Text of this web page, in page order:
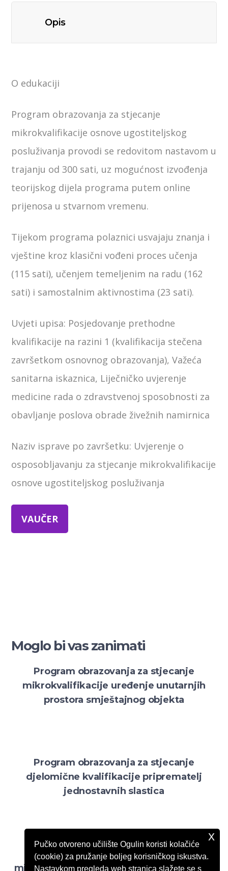
Opis
O edukaciji
Program obrazovanja za stjecanje
mikrokvalifikacije osnove ugostiteljskog
posluživanja provodi se redovitom nastavom u
trajanju od 300 sati, uz mogućnost izvođenja
teorijskog dijela programa putem online
prijenosa u stvarnom vremenu.
Tijekom programa polaznici usvajaju znanja i
vještine kroz klasični vođeni proces učenja
(115 sati), učenjem temeljenim na radu (162
sati) i samostalnim aktivnostima (23 sati).
Uvjeti upisa: Posjedovanje prethodne
kvalifikacije na razini 1 (kvalifikacija stečena
završetkom osnovnog obrazovanja), Važeća
sanitarna iskaznica, Liječničko uvjerenje
medicine rada o zdravstvenoj sposobnosti za
obavljanje poslova obrade živežnih namirnica
Naziv isprave po završetku: Uvjerenje o
osposobljavanju za stjecanje mikrokvalifikacije
osnove ugostiteljskog posluživanja
VAUČER
Moglo bi vas zanimati
Program obrazovanja za stjecanje
mikrokvalifikacije uređenje unutarnjih
prostora smještajnog objekta
Program obrazovanja za stjecanje
djelomične kvalifikacije priprematelj
jednostavnih slastica
Program obrazovanja za stjecanje
mikrokvalifikacije organiziranje cateringa
Pučko otvoreno učilište Ogulin koristi kolačiće
(cookie) za pružanje boljeg korisničkog iskustva.
Nastavkom pregleda web stranica slažete se s
x